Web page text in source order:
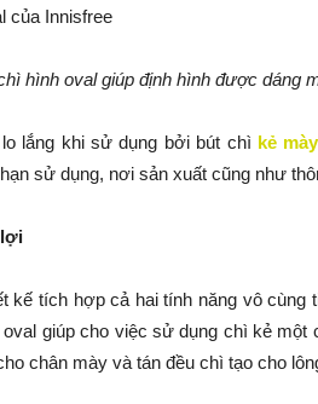
hình oval giúp định hình được dáng
lắng khi sử dụng bởi bút chì kẻ
sử dụng, nơi sản xuất cũng như
lợi
kế tích hợp cả hai tính năng vô cùng
giúp cho việc sử dụng chì kẻ một
chân mày và tán đều chì tạo cho